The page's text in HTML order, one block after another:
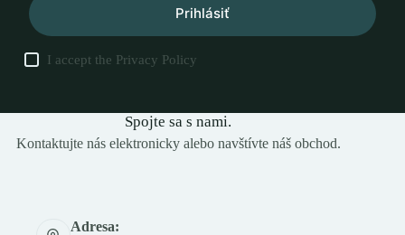
Prihlásiť
I accept the Privacy Policy
Spojte sa s nami.
Kontaktujte nás elektronicky alebo navštívte náš obchod.
Adresa: